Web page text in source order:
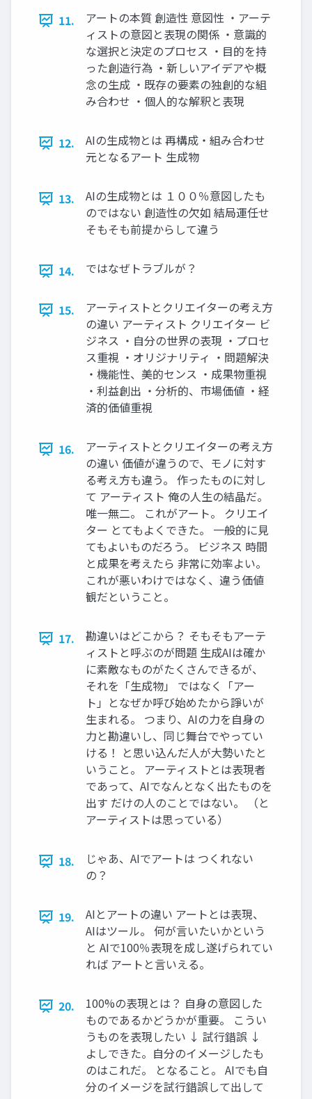
11.
アートの本質 創造性 意図性 ・アーテ
ィストの意図と表現の関係 ・意識的
な選択と決定のプロセス ・目的を持
った創造行為 ・新しいアイデアや概
念の生成 ・既存の要素の独創的な組
み合わせ ・個人的な解釈と表現
12.
AIの生成物とは 再構成・組み合わせ
元となるアート 生成物
13.
AIの生成物とは １００％意図したも
のではない 創造性の欠如 結局運任せ
そもそも前提からして違う
14. ではなぜトラブルが？
15.
アーティストとクリエイターの考え方
の違い アーティスト クリエイター ビ
ジネス ・自分の世界の表現 ・プロセ
ス重視 ・オリジナリティ ・問題解決
・機能性、美的センス ・成果物重視
・利益創出 ・分析的、市場価値 ・経
済的価値重視
16.
アーティストとクリエイターの考え方
の違い 価値が違うので、モノに対す
る考え方も違う。 作ったものに対し
て アーティスト 俺の人生の結晶だ。
唯一無二。 これがアート。 クリエイ
ター とてもよくできた。 一般的に見
てもよいものだろう。 ビジネス 時間
と成果を考えたら 非常に効率よい。
これが悪いわけではなく、違う価値
観だということ。
17.
勘違いはどこから？ そもそもアーテ
ィストと呼ぶのが問題 生成AIは確か
に素敵なものがたくさんできるが、
それを「生成物」 ではなく「アー
ト」となぜか呼び始めたから諍いが
生まれる。 つまり、AIの力を自身の
力と勘違いし、同じ舞台でやってい
ける！ と思い込んだ人が大勢いたと
いうこと。 アーティストとは表現者
であって、AIでなんとなく出たものを
出す だけの人のことではない。 （と
アーティストは思っている）
18.
じゃあ、AIでアートは つくれない
の？
19.
AIとアートの違い アートとは表現、
AIはツール。 何が言いたいかという
と AIで100％表現を成し遂げられてい
れば アートと言いえる。
20.
100%の表現とは？ 自身の意図した
ものであるかどうかが重要。 こうい
うものを表現したい ↓ 試行錯誤 ↓
よしできた。自分のイメージしたも
のはこれだ。 となること。 AIでも自
分のイメージを試行錯誤して出して